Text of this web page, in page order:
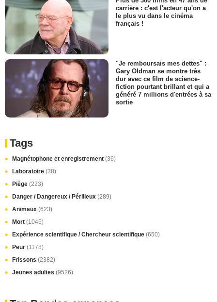
carrière : c'est l'acteur qu'on a
le plus vu dans le cinéma
français !
"Je remboursais mes dettes" :
Gary Oldman se montre très
dur avec ce film de science-
fiction pourtant brillant et qui a
généré 7 millions d'entrées à sa
sortie
Tags
Magnétophone et enregistrement (36)
Laboratoire (38)
Piège (223)
Danger / Dangereux / Périlleux (289)
Animaux (623)
Mort (1045)
Expérience scientifique / Chercheur scientifique (650)
Peur (1178)
Frissons (2382)
Jeunes adultes (9526)